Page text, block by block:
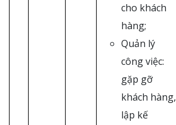
cho khách
hàng;
Quản lý
công việc:
gặp gỡ
khách hàng,
lập kế